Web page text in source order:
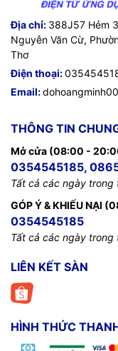
Địa chỉ: 388J57 Hẻm
Nguyễn Văn Cừ,
Thơ
Điện thoại:
Email:
THÔNG TIN
Mở cửa (08:00 -
0354545185,
Tất cả các ngày trong
GÓP Ý & KHIẾU NẠI
0354545185
Tất cả các ngày trong
LIÊN KẾT SÀN
HÌNH THỨC